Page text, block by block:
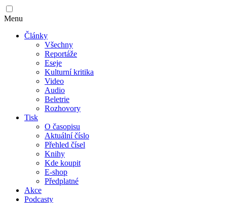
Menu
Články
Všechny
Reportáže
Eseje
Kulturní kritika
Video
Audio
Beletrie
Rozhovory
Tisk
O časopisu
Aktuální číslo
Přehled čísel
Knihy
Kde koupit
E-shop
Předplatné
Akce
Podcasty